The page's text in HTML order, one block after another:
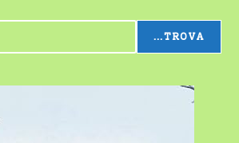
...TROVA